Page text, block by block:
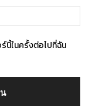
ร์นี้ในครั้งต่อไปที่ฉัน